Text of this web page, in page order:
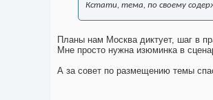
Кстати, тема, по своему
Планы нам Москва диктует, шаг в
Мне просто нужна изюминка в
А за совет по размещению темы